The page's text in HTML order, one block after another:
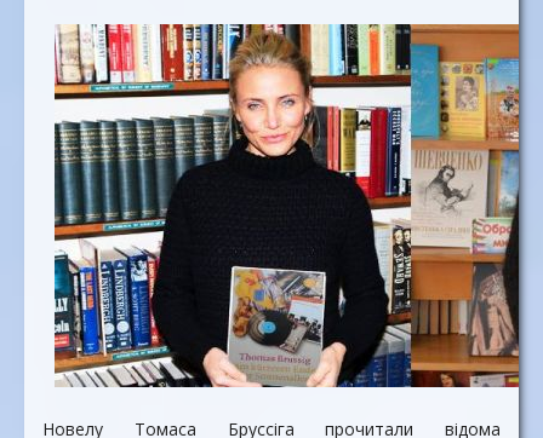
Новелу Томаса Бруссіга прочитали відома